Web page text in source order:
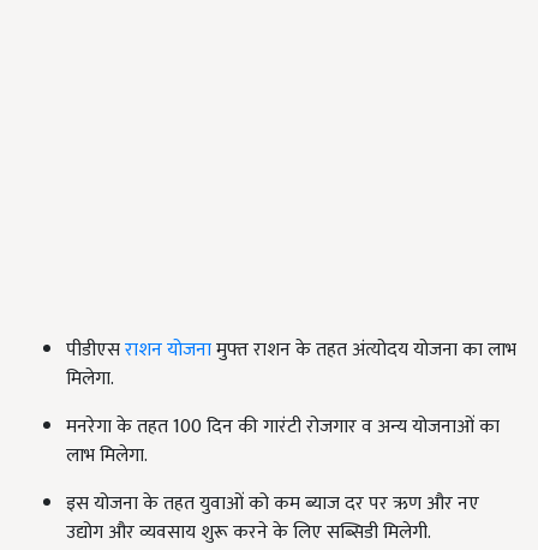
पीडीएसराशन योजनामुफ्त राशन के तहत अंत्योदय योजना का लाभ
मिलेगा.
मनरेगा के तहत 100 दिन की गारंटी रोजगार व अन्य योजनाओं का
लाभ मिलेगा.
इस योजना के तहत युवाओं को कम ब्याज दर पर ऋण और नए
उद्योग और व्यवसाय शुरू करने के लिए सब्सिडी मिलेगी.